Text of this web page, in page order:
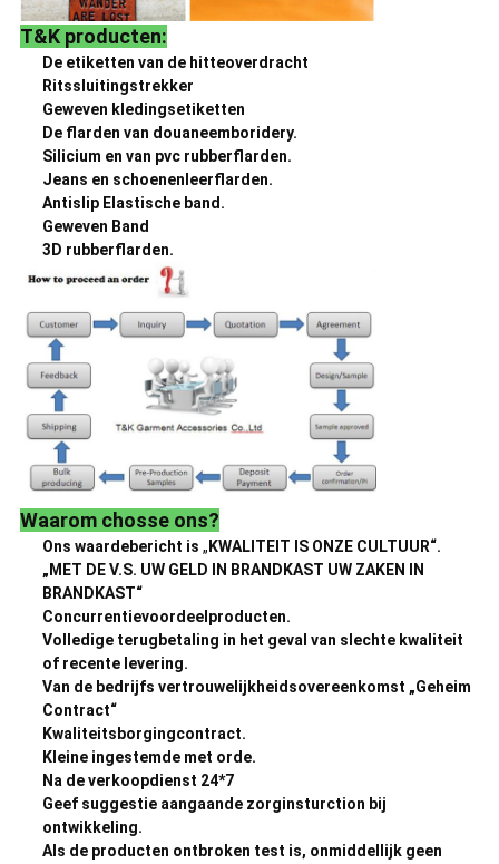
T&K producten:
De etiketten van de hitteoverdracht
Ritssluitingstrekker
Geweven kledingsetiketten
De flarden van douaneemboridery.
Silicium en van pvc rubberflarden.
Jeans en schoenenleerflarden.
Antislip Elastische band.
Geweven Band
3D rubberflarden.
Waarom chosse ons?
Ons waardebericht is „ KWALITEIT IS ONZE CULTUUR“.
„MET DE V.S. UW GELD IN BRANDKAST UW ZAKEN IN
BRANDKAST“
Concurrentievoordeelproducten.
Volledige terugbetaling in het geval van slechte kwaliteit
of recente levering.
Van de bedrijfs vertrouwelijkheidsovereenkomst „Geheim
Contract“
Kwaliteitsborgingcontract.
Kleine ingestemde met orde.
Na de verkoopdienst 24*7
Geef suggestie aangaande zorginsturction bij
ontwikkeling.
Als de producten ontbroken test is, onmiddellijk geen